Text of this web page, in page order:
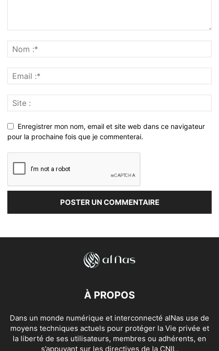
Enregistrer mon nom, email et site web dans ce navigateur
pour la prochaine fois que je commenterai.
À PROPOS
Dans un monde numérique et interconnecté alNas use de
moyens techniques actuels pour protéger la Vie privée et
la liberté de ses utilisateurs, membres ou adhérents, en
s’appuyant sur les directives de la CNIL.